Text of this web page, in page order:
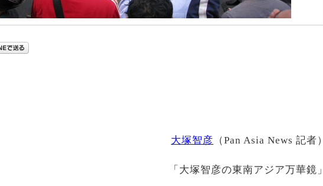
大塚智彦 （Pan Asia News 記者）
「大塚智彦の東南アジア万華鏡」